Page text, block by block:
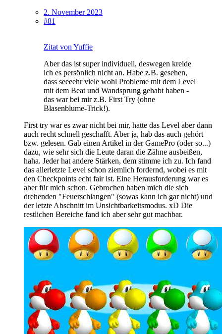
2. November 2023
#81
Zitat von Yuffie
Aber das ist super individuell, deswegen kreide
ich es persönlich nicht an. Habe z.B. gesehen,
dass seeeehr viele wohl Probleme mit dem Level
mit dem Beat und Wandsprung gehabt haben -
das war bei mir z.B. First Try (ohne
Blasenblume-Trick!).
First try war es zwar nicht bei mir, hatte das Level aber dann
auch recht schnell geschafft. Aber ja, hab das auch gehört
bzw. gelesen. Gab einen Artikel in der GamePro (oder so...)
dazu, wie sehr sich die Leute daran die Zähne ausbeißen,
haha. Jeder hat andere Stärken, dem stimme ich zu. Ich fand
das allerletzte Level schon ziemlich fordernd, wobei es mit
den Checkpoints echt fair ist. Eine Herausforderung war es
aber für mich schon. Gebrochen haben mich die sich
drehenden "Feuerschlangen" (sowas kann ich gar nicht) und
der letzte Abschnitt im Unsichtbarkeitsmodus. xD Die
restlichen Bereiche fand ich aber sehr gut machbar.